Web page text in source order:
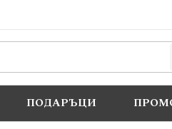
ПОДАРЪЦИ